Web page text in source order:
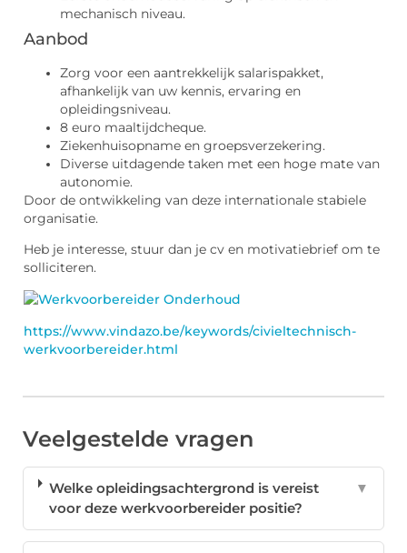
mechanisch niveau.
Aanbod
Zorg voor een aantrekkelijk salarispakket,
afhankelijk van uw kennis, ervaring en
opleidingsniveau.
8 euro maaltijdcheque.
Ziekenhuisopname en groepsverzekering.
Diverse uitdagende taken met een hoge mate van
autonomie.
Door de ontwikkeling van deze internationale stabiele
organisatie.
Heb je interesse, stuur dan je cv en motivatiebrief om te
solliciteren.
https://www.vindazo.be/keywords/civieltechnisch-
werkvoorbereider.html
Veelgestelde vragen
Welke opleidingsachtergrond is vereist
voor deze werkvoorbereider positie?
▼